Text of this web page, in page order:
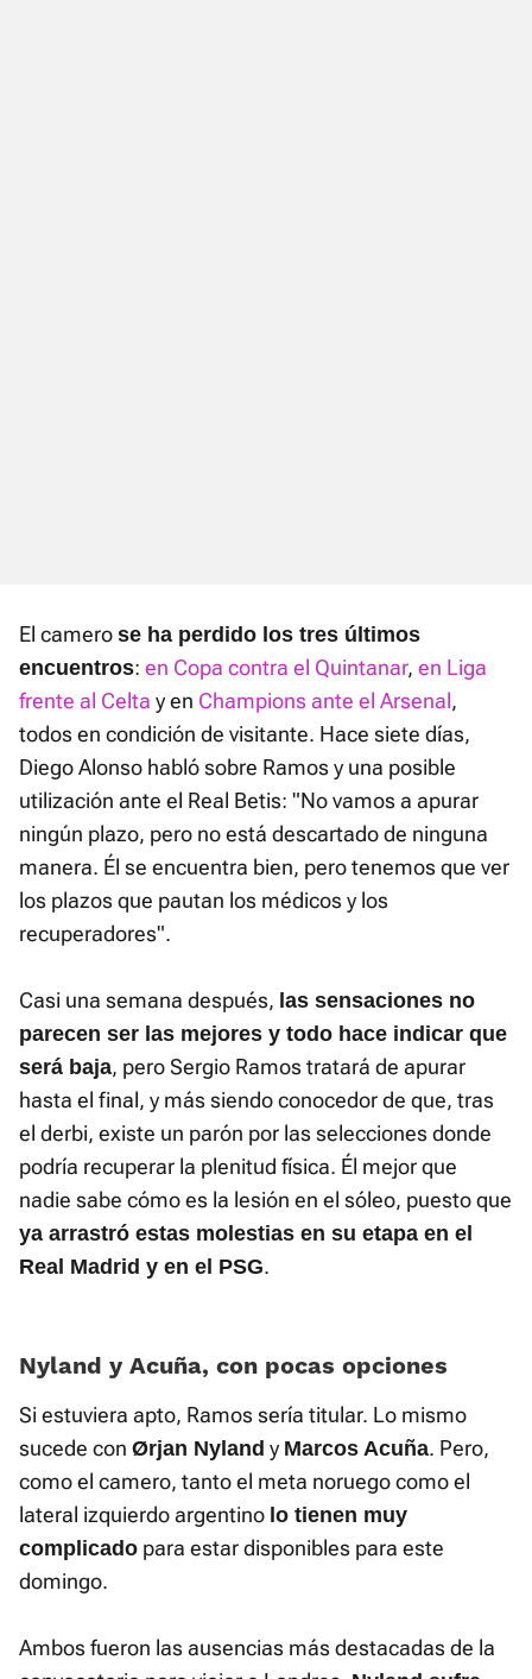
El camero se ha perdido los tres últimos
encuentros: en Copa contra el Quintanar, en Liga
frente al Celta y en Champions ante el Arsenal,
todos en condición de visitante. Hace siete días,
Diego Alonso habló sobre Ramos y una posible
utilización ante el Real Betis: "No vamos a apurar
ningún plazo, pero no está descartado de ninguna
manera. Él se encuentra bien, pero tenemos que ver
los plazos que pautan los médicos y los
recuperadores".
Casi una semana después, las sensaciones no
parecen ser las mejores y todo hace indicar que
será baja, pero Sergio Ramos tratará de apurar
hasta el final, y más siendo conocedor de que, tras
el derbi, existe un parón por las selecciones donde
podría recuperar la plenitud física. Él mejor que
nadie sabe cómo es la lesión en el sóleo, puesto que
ya arrastró estas molestias en su etapa en el
Real Madrid y en el PSG.
Nyland y Acuña, con pocas opciones
Si estuviera apto, Ramos sería titular. Lo mismo
sucede con Ørjan Nyland y Marcos Acuña. Pero,
como el camero, tanto el meta noruego como el
lateral izquierdo argentino lo tienen muy
complicado para estar disponibles para este
domingo.
Ambos fueron las ausencias más destacadas de la